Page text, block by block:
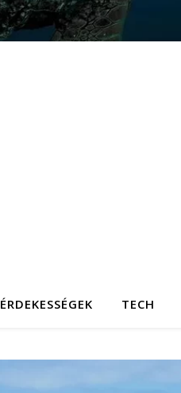
ÉRDEKESSÉGEK TECH